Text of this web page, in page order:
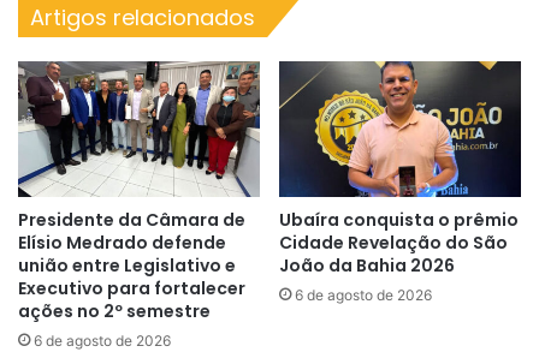
Artigos relacionados
Presidente da Câmara de
Elísio Medrado defende
união entre Legislativo e
Executivo para fortalecer
ações no 2º semestre
6 de agosto de 2026
Ubaíra conquista o prêmio
Cidade Revelação do São
João da Bahia 2026
6 de agosto de 2026